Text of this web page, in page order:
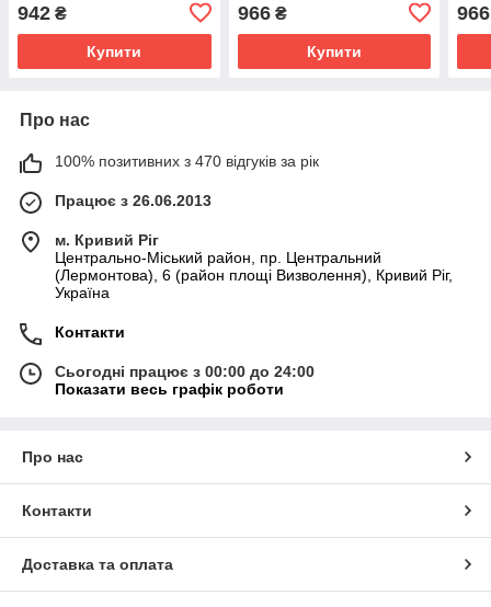
942 ₴
Купити
966₴
Купити
966
Про нас
100% позитивних з 470 відгуків за рік
Працює з 26.06.2013
м. Кривий Ріг
Центрально-Міський район, пр. Центральний
(Лермонтова), 6 (район площі Визволення), Кривий Ріг,
Україна
Контакти
Сьогодні працює з 00:00 до 24:00
Показати весь графік роботи
Про нас
Контакти
Доставка та оплата